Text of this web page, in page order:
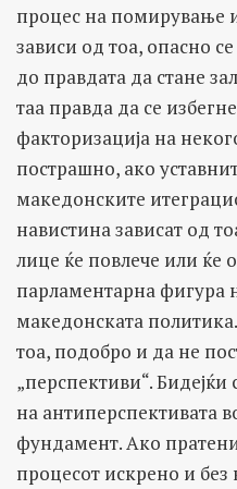
процес на помирување
зависи од тоа, опасно
до правдата да стане
таа правда да се
факторизација на
пострашно, ако
македонските
навистина зависат од
лице ќе повлече или ќе
парламентарна фигура
македонската
тоа, подобро и да не
„перспективи“.
на антиперспективата
фундамент. Ако
процесот искрено и